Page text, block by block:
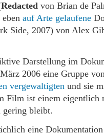
Redacted von Brian de
auf Arte gelaufene
Side, 2007) von Alex
Darstellung im
2006 eine Gruppe
vergewaltigten und sie
Film ist einem eigentlich
gering bleibt.
eine